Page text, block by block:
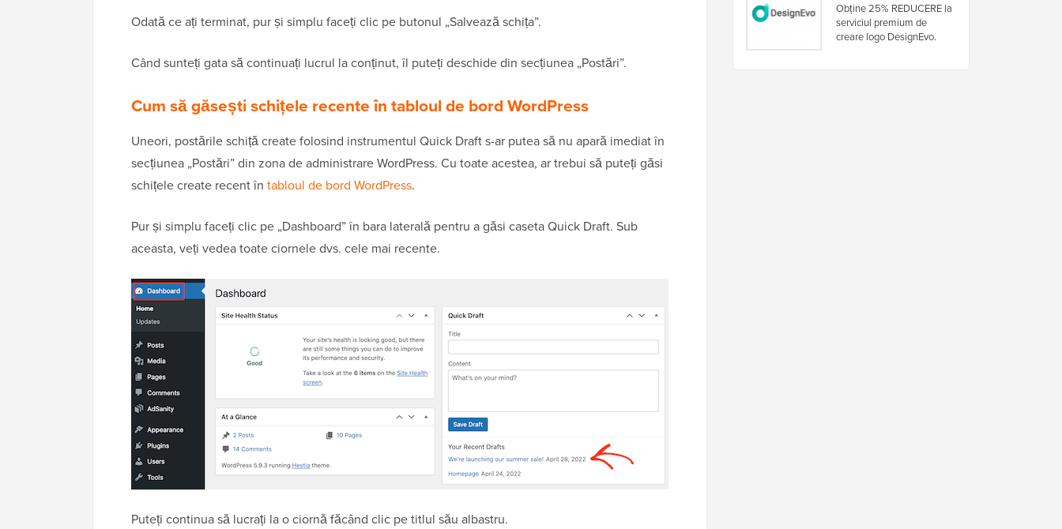
Odată ce ați terminat, pur și simplu faceți clic pe butonul „Salvează schița”.
Când sunteți gata să continuați lucrul la conținut, îl puteți deschide din secțiunea „Postări”.
Cum să găsești schițele recente în tabloul de bord WordPress
Uneori, postările schiță create folosind instrumentul Quick Draft s-ar putea să nu apară imediat în
secțiunea „Postări” din zona de administrare WordPress. Cu toate acestea, ar trebui să puteți găsi
schițele create recent în tabloul de bord WordPress.
Pur și simplu faceți clic pe „Dashboard” în bara laterală pentru a găsi caseta Quick Draft. Sub
aceasta, veți vedea toate ciornele dvs. cele mai recente.
Puteți continua să lucrați la o ciornă făcând clic pe titlul său albastru.
Obține 25% REDUCERE la
serviciul premium de
creare logo DesignEvo.